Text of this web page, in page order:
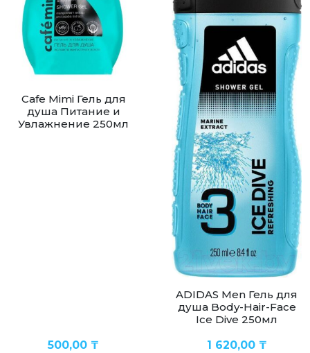
Cafe Mimi Гель для
душа Питание и
Увлажнение 250мл
500,00 ₸
ADIDAS Men Гель для
душа Body-Hair-Face
Ice Dive 250мл
1 620,00 ₸